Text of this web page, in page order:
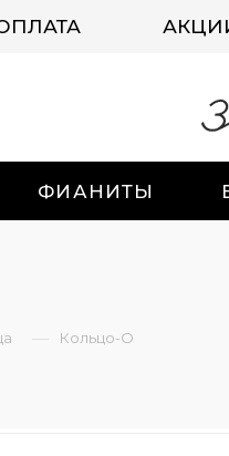
ФИАНИТЫ
— Кольцо-О